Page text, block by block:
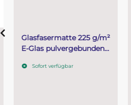
Glasfasermatte 225 g/m²
E-Glas pulvergebunden
Sofort verfügbar